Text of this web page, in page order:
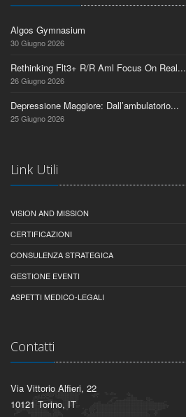
Algos Gymnasium
30 Giugno 2026
Rethinking Flt3+ R/R Aml Focus On Real...
26 Giugno 2026
Depressione Maggiore: Dall’ambulatorio...
25 Giugno 2026
Link Utili
VISION AND MISSION
CERTIFICAZIONI
CONSULENZA STRATEGICA
GESTIONE EVENTI
ASPETTI MEDICO-LEGALI
Contatti
Via Vittorio Alfieri, 22
10121 Torino, IT